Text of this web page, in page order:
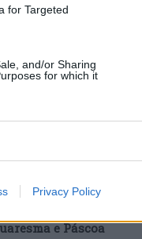
for Targeted
and/or Sharing
for which it
Privacy Policy
e Páscoa